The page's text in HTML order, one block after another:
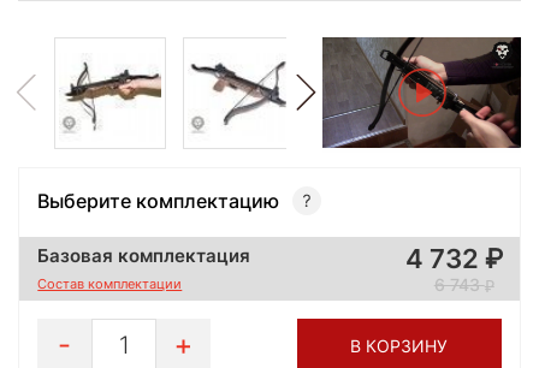
Выберите комплектацию
Базовая комплектация
Состав комплектации
4 732
6 743
1 В КОРЗИНУ